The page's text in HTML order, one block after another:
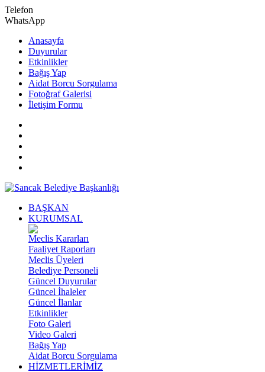
Telefon
WhatsApp
Anasayfa
Duyurular
Etkinlikler
Bağış Yap
Aidat Borcu Sorgulama
Fotoğraf Galerisi
İletişim Formu
BAŞKAN
KURUMSAL
Meclis Kararları
Faaliyet Raporları
Meclis Üyeleri
Belediye Personeli
Güncel Duyurular
Güncel İhaleler
Güncel İlanlar
Etkinlikler
Foto Galeri
Video Galeri
Bağış Yap
Aidat Borcu Sorgulama
HİZMETLERİMİZ